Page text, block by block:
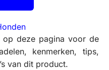
op deze pagina voor de
kenmerken, tips,
van dit product.